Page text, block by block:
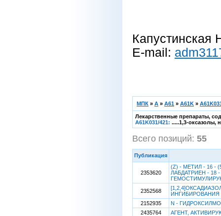
Капустинская
E-mail:
МПК » A » A61 » A61K »
Лекарственные препараты,
A61K031/421: .....1,3-оксазолы,
Всего позиций: 55
Публикация
2353620
(Z) - МЕТИЛ - 16 -
ЛАБДАТРИЕН -
2352568
ИНГИБИРОВАНИЯ
2152935
N -
2435764
АГЕНТ,